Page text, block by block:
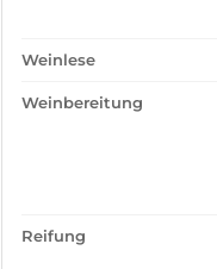
Weinlese
Weinbereitung
Reifung